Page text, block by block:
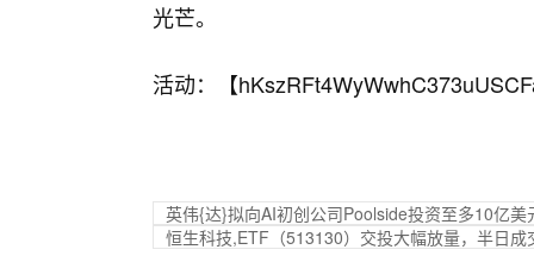
光芒。
活动：【
英伟{达}拟向AI初创公司Poolside投资至多10亿美
恒生科技,ETF（513130）交投大幅放量，半日成